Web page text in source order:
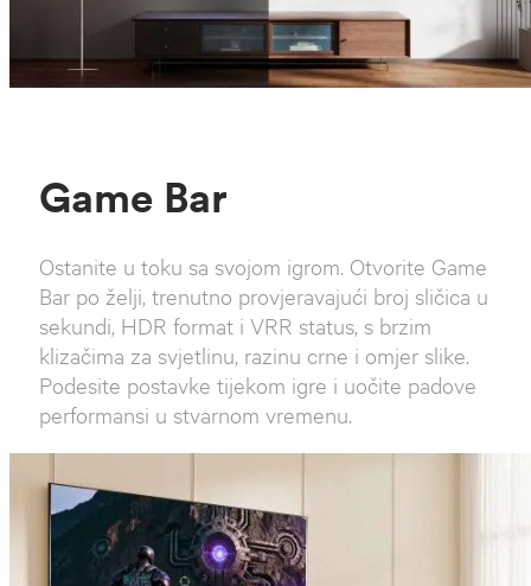
Game Bar
Ostanite u toku sa svojom igrom. Otvorite Game
Bar po želji, trenutno provjeravajući broj sličica u
sekundi, HDR format i VRR status, s brzim
klizačima za svjetlinu, razinu crne i omjer slike.
Podesite postavke tijekom igre i uočite padove
performansi u stvarnom vremenu.